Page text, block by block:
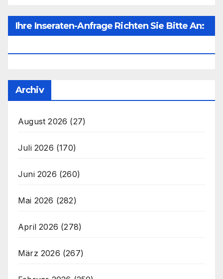
Ihre Inseraten-Anfrage Richten Sie Bitte An:
Archiv
August 2026 (27)
Juli 2026 (170)
Juni 2026 (260)
Mai 2026 (282)
April 2026 (278)
März 2026 (267)